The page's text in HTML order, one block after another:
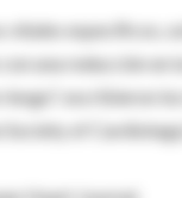
vitales específicos,
una reducción
escribieron
of